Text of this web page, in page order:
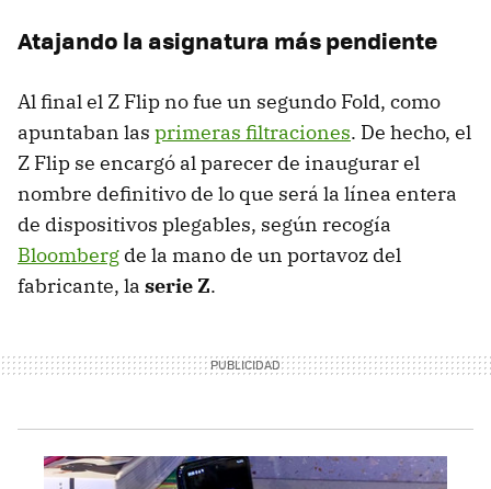
Atajando la asignatura más pendiente
Al final el Z Flip no fue un segundo Fold, como
apuntaban las primeras filtraciones. De hecho, el
Z Flip se encargó al parecer de inaugurar el
nombre definitivo de lo que será la línea entera
de dispositivos plegables, según recogía
Bloomberg de la mano de un portavoz del
fabricante, la serie Z.